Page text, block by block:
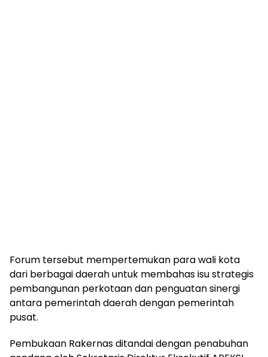
Forum tersebut mempertemukan para wali kota
dari berbagai daerah untuk membahas isu strategis
pembangunan perkotaan dan penguatan sinergi
antara pemerintah daerah dengan pemerintah
pusat.
Pembukaan Rakernas ditandai dengan penabuhan